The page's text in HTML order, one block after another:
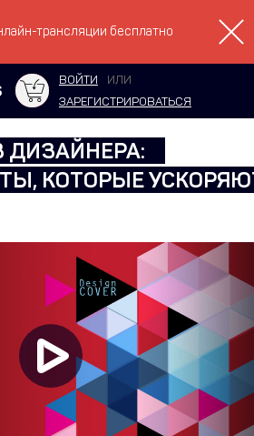
трансляции бесплатно
ВОЙТИ
ИЛИ
ЗАРЕГИСТРИРОВАТЬСЯ
ДИЗАЙНЕРА:
КОТОРЫЕ